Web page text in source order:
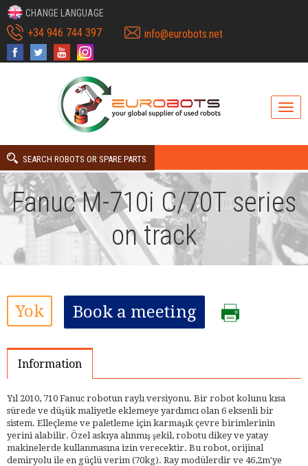
CHANGE LANGUAGE
+34 946 744 397 info@eurobots.net
SEARCH ROBOTS OR SPARE PARTS
Fanuc M-710i C/70T series
on track
Yok Book a meeting
Information
Yıl 2010, 710 Fanuc robotun raylı versiyonu. Bir robot kolunu kısa
sürede ve düşük maliyetle eklemeye yardımcı olan 6 eksenli bir
sistem. Elleçleme ve paletleme için karmaşık çevre birimlerinin
yerini alabilir. Özel askıya alınmış şekil, robotu dikey ve yatay
makinelerde kullanmasına izin verecektir. Bu robot, orijinal
demiryolu ile en güçlü verim (70kg). Ray modülerdir ve 46,2m'ye